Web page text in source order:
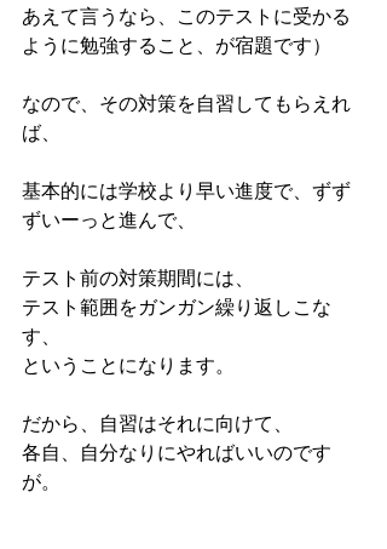
あえて言うなら、このテストに受かる
ように勉強すること、が宿題です）
なので、その対策を自習してもらえれ
ば、
基本的には学校より早い進度で、ずず
ずいーっと進んで、
テスト前の対策期間には、
テスト範囲をガンガン繰り返しこな
す、
ということになります。
だから、自習はそれに向けて、
各自、自分なりにやればいいのです
が。